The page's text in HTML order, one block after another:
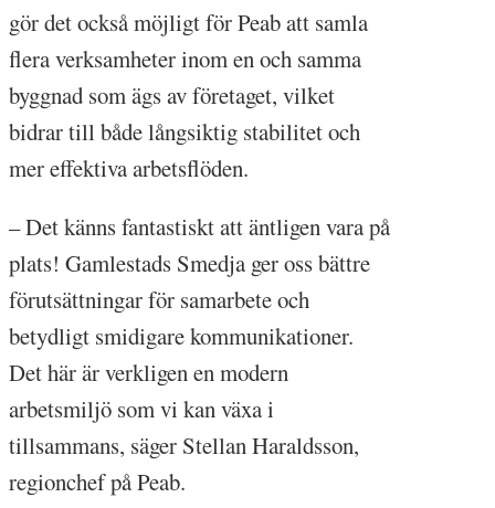
gör det också möjligt för Peab att samla
flera verksamheter inom en och samma
byggnad som ägs av företaget, vilket
bidrar till både långsiktig stabilitet och
mer effektiva arbetsflöden.
– Det känns fantastiskt att äntligen vara på
plats! Gamlestads Smedja ger oss bättre
förutsättningar för samarbete och
betydligt smidigare kommunikationer.
Det här är verkligen en modern
arbetsmiljö som vi kan växa i
tillsammans, säger Stellan Haraldsson,
regionchef på Peab.